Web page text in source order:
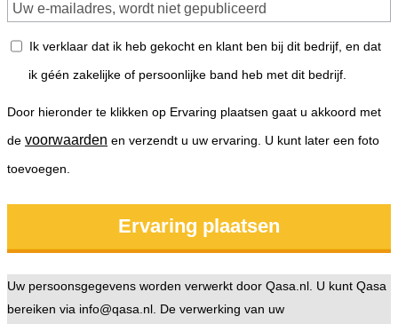
Ik verklaar dat ik heb gekocht en klant ben bij dit bedrijf, en dat
ik géén zakelijke of persoonlijke band heb met dit bedrijf.
Door hieronder te klikken op Ervaring plaatsen gaat u akkoord met
de voorwaarden en verzendt u uw ervaring. U kunt later een foto
toevoegen.
Uw persoonsgegevens worden verwerkt door Qasa.nl. U kunt Qasa
bereiken via info@qasa.nl. De verwerking van uw